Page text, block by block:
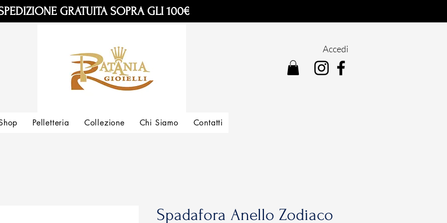
GRATUITA SOPRA GLI 100€
Accedi
Spadafora Anello Zodiaco
Pelletteria Collezione Chi Siamo Contatti